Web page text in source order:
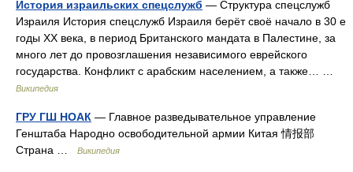
История израильских спецслужб — Структура спецслужб
Израиля История спецслужб Израиля берёт своё начало в 30 е
годы XX века, в период Британского мандата в Палестине, за
много лет до провозглашения независимого еврейского
государства. Конфликт с арабским населением, а также… …
Википедия
ГРУ ГШ НОАК — Главное разведывательное управление
Генштаба Народно освободительной армии Китая 情报部
Страна …
Википедия